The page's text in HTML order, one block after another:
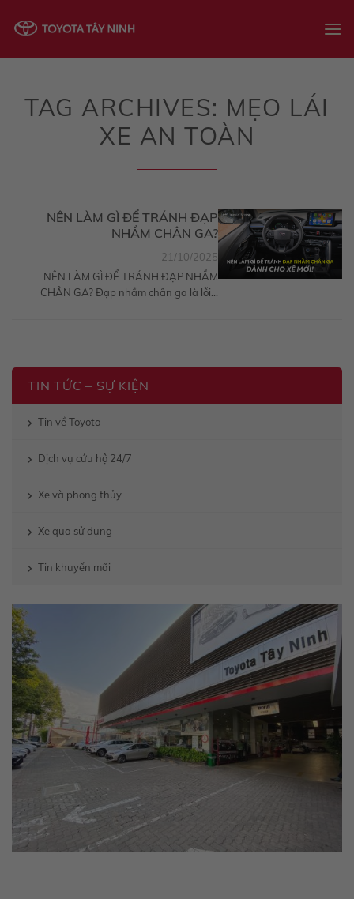
TAG ARCHIVES: MẸO LÁI
XE AN TOÀN
TIN TỨC – SỰ KIỆN
Tin về Toyota
Dịch vụ cứu hộ 24/7
Xe và phong thủy
Xe qua sử dụng
Tin khuyến mãi
NÊN LÀM GÌ ĐỂ TRÁNH ĐẠP
NHẦM CHÂN GA?
NÊN LÀM GÌ ĐỂ TRÁNH ĐẠP NHẦM
CHÂN GA? Đạp nhầm chân ga là lỗi...
21/10/2025